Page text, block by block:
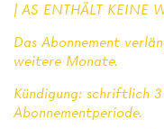
| AS ENTHÄLT KEINE
Das Abonnement
weitere Monate.
Kündigung: schriftlich
Abonnementperiode.